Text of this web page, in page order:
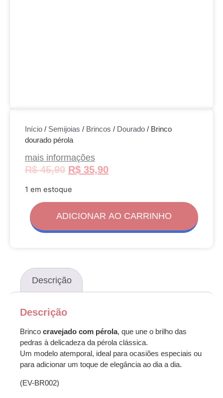
Início / Semijoias / Brincos / Dourado / Brinco
dourado pérola
mais informações
R$45,90 R$ 35,90
1 em estoque
ADICIONAR AO CARRINHO
Descrição
Descrição
Brinco cravejado com pérola, que une o brilho das
pedras à delicadeza da pérola clássica.
Um modelo atemporal, ideal para ocasiões especiais ou
para adicionar um toque de elegância ao dia a dia.
(EV-BR002)